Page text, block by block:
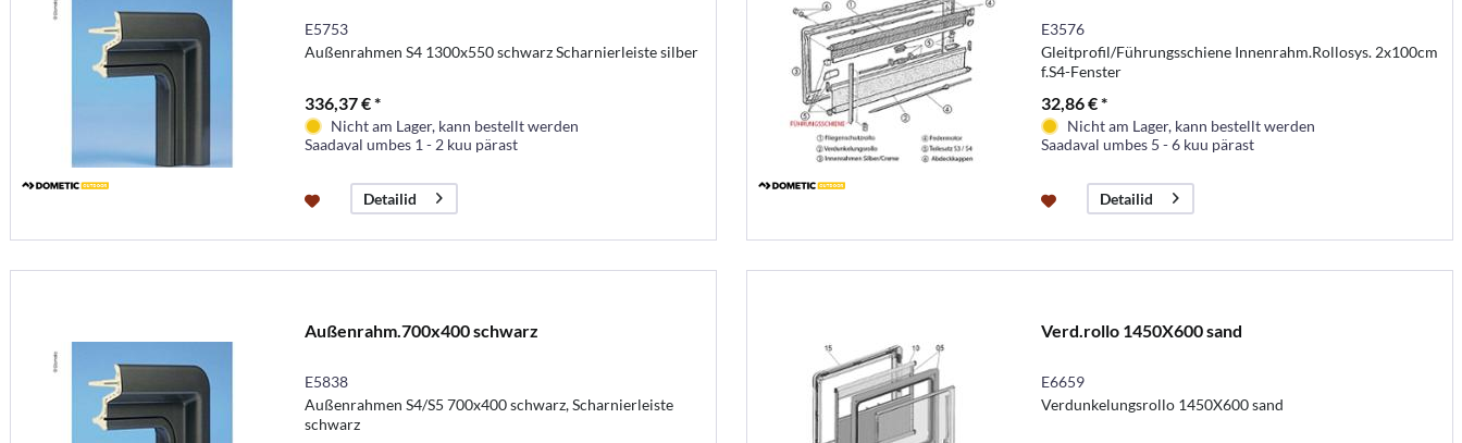
E5753
Außenrahmen S4 1300x550 schwarz Scharnierleiste silber
336,37 € *
Nicht am Lager, kann bestellt werden
Saadaval umbes 1 - 2 kuu pärast
Detailid
E3576
Gleitprofil/Führungsschiene Innenrahm.Rollosys. 2x100cm
f.S4-Fenster
32,86 € *
Nicht am Lager, kann bestellt werden
Saadaval umbes 5 - 6 kuu pärast
Detailid
Außenrahm.700x400 schwarz
E5838
Außenrahmen S4/S5 700x400 schwarz, Scharnierleiste
schwarz
Verd.rollo 1450X600 sand
E6659
Verdunkelungsrollo 1450X600 sand